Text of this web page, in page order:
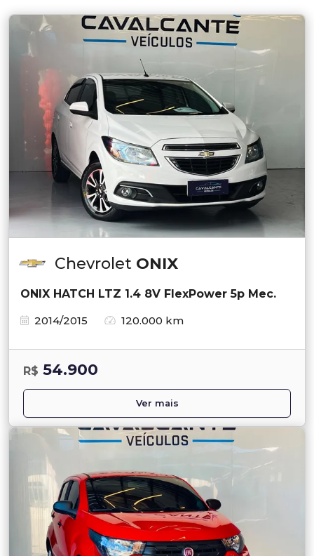
Chevrolet ONIX
ONIX HATCH LTZ 1.4 8V FlexPower 5p Mec.
2014/2015
120.000 km
R$ 54.900
Ver mais